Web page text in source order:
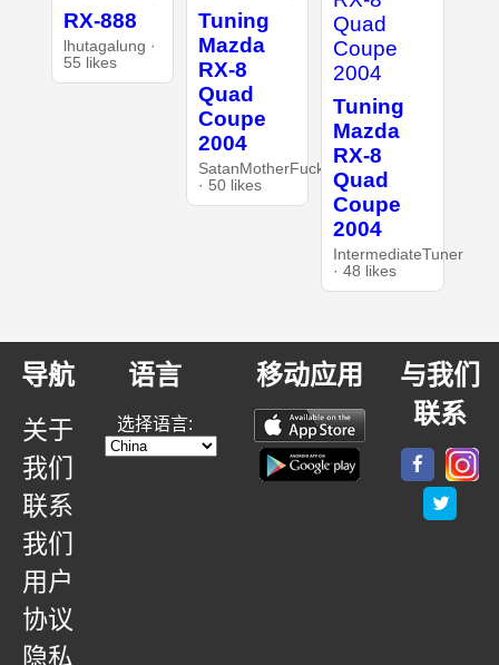
RX-888
lhutagalung ·
55 likes
Tuning
Mazda
RX-8
Quad
Coupe
2004
SatanMotherFucker
· 50 likes
Tuning
Mazda
RX-8
Quad
Coupe
2004
IntermediateTuner
· 48 likes
导航
关于
我们
联系
我们
用户
协议
隐私
语言
选择语言:
移动应用
与我们
联系